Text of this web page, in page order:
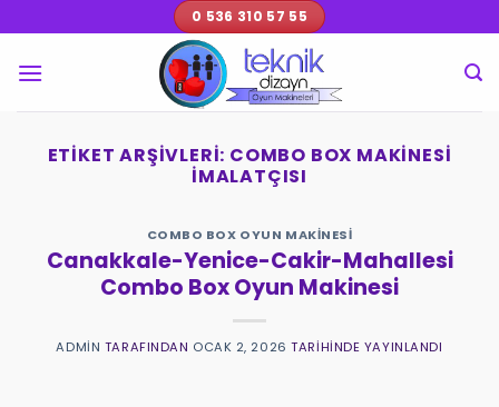
atla
0 536 310 57 55
ETIKET ARŞIVLERI: COMBO BOX MAKINESI
IMALATÇISI
COMBO BOX OYUN MAKINESI
Canakkale-Yenice-Cakir-Mahallesi
Combo Box Oyun Makinesi
ADMIN TARAFINDAN OCAK 2, 2026 TARIHINDE YAYINLANDI